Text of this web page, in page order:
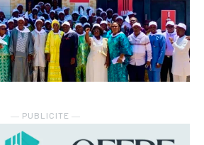
― PUBLICITE ―